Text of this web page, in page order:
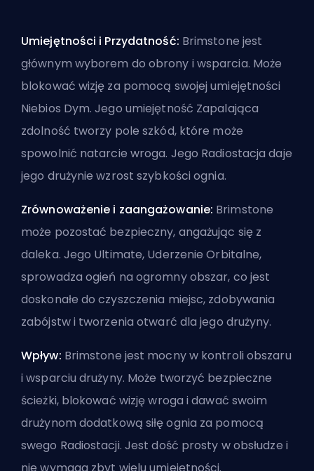
Umiejętności i Przydatność: Brimstone jest
głównym wyborem do obrony i wsparcia. Może
blokować wizję za pomocą swojej umiejętności
Niebios Dym. Jego umiejętność Zapalająca
zdolność tworzy pole szkód, które może
spowolnić natarcie wroga. Jego Radiostacja daje
jego drużynie wzrost szybkości ognia.
Zrównoważenie i zaangażowanie: Brimstone
może pozostać bezpieczny, angażując się z
daleka. Jego Ultimate, Uderzenie Orbitalne,
sprowadza ogień na ogromny obszar, co jest
doskonałe do czyszczenia miejsc, zdobywania
zabójstw i tworzenia otwarć dla jego drużyny.
Wpływ: Brimstone jest mocny w kontroli obszaru
i wsparciu drużyny. Może tworzyć bezpieczne
ścieżki, blokować wizję wroga i dawać swoim
drużynom dodatkową siłę ognia za pomocą
swego Radiostacji. Jest dość prosty w obsłudze i